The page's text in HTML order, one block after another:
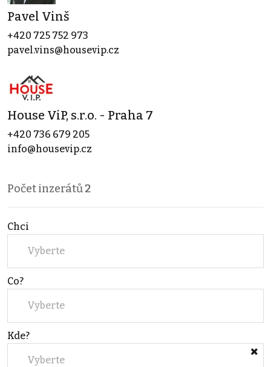
Pavel Vinš
+420 725 752 973
pavel.vins@housevip.cz
House ViP, s.r.o. - Praha 7
+420 736 679 205
info@housevip.cz
Počet inzerátů2
Chci
Vyberte
Co?
Vyberte
Kde?
Vyberte